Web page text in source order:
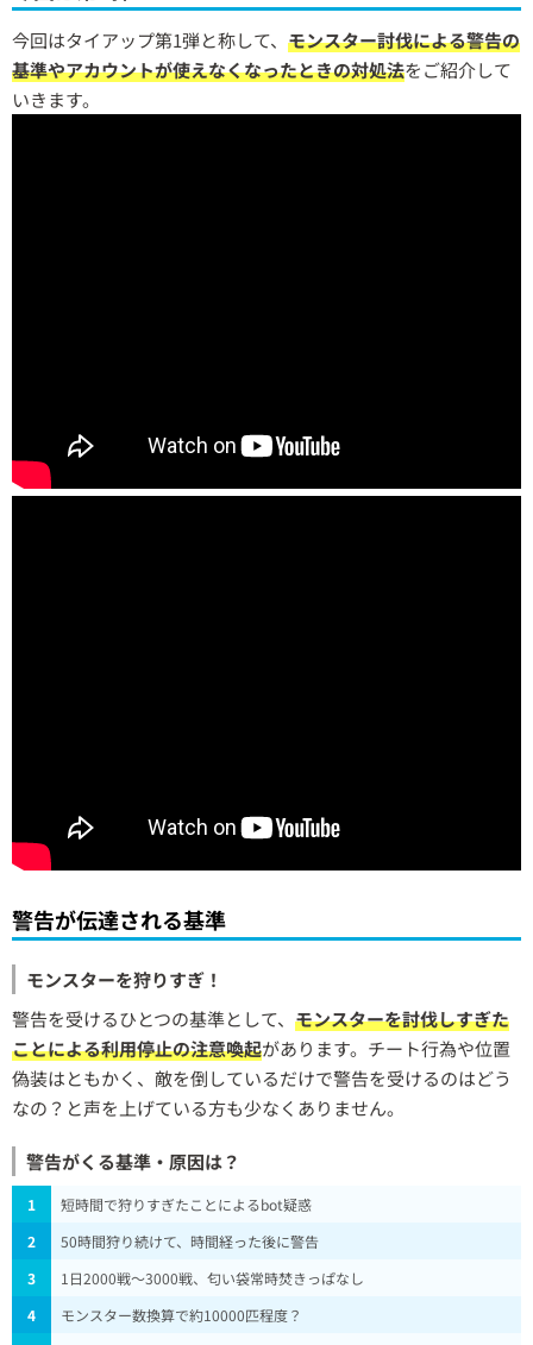
今回はタイアップ第1弾と称して、 モンスター討伐による警告の
基準やアカウントが使えなくなったときの対処法をご紹介して
いきます。
警告が伝達される基準
モンスターを狩りすぎ！
警告を受けるひとつの基準として、 モンスターを討伐しすぎた
ことによる利用停止の注意喚起があります。チート行為や位置
偽装はともかく、敵を倒しているだけで警告を受けるのはどう
なの？と声を上げている方も少なくありません。
警告がくる基準・原因は？
1
短時間で狩りすぎたことによるbot疑惑
2
50時間狩り続けて、時間経った後に警告
3
1日2000戦～3000戦、匂い袋常時焚きっぱなし
4
モンスター数換算で約10000匹程度？